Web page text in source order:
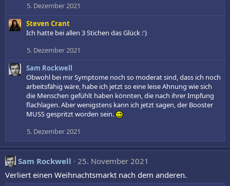
5. Dezember 2021
Steven Crant
Ich hatte bei allen 3 Stichen das Glück :')
5. Dezember 2021
Sam Rockwell
Obwohl bei mir Symptome noch so moderat sind, dass ich noch
arbeitsfähig wäre, habe ich jetzt so eine leise Ahnung wie sich
die Menschen gefühlt haben könnten, die nach ihrer Impfung
flachlagen. Aber wenigstens kann ich jetzt sagen, der Booster
MUSS gespritzt worden sein.
5. Dezember 2021
Sam Rockwell
25. November 2021
Verliert einen Weihnachtsmarkt nach dem anderen.